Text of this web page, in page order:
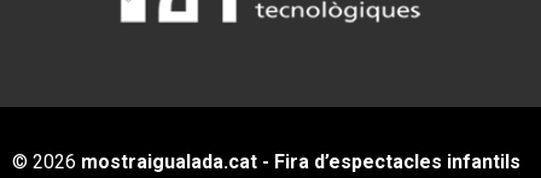
© 2026 mostraigualada.cat - Fira d’espectacles infantils